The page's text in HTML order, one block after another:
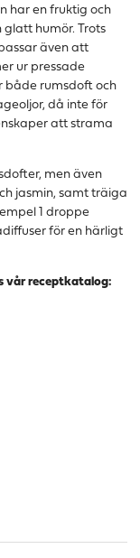
har en fruktig och
humör. Trots
även att
ur pressade
både rumsdoft och
då inte för
att strama
men även
jasmin, samt träiga
1 droppe
för en härligt
vår receptkatalog: